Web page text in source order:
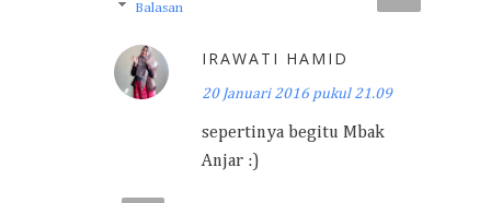
Balasan
IRAWATI HAMID
20 Januari 2016 pukul 21.09
sepertinya begitu Mbak
Anjar :)